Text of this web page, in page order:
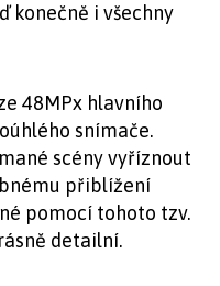
konečně i všechny
48MPx hlavního
snímače.
scény vyříznout
přiblížení
pomocí tohoto tzv.
detailní.